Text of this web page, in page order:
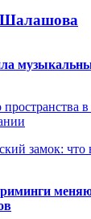
Шалашова
замок: что